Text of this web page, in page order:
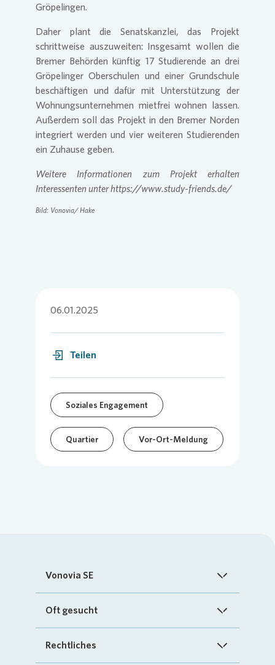
Gröpelingen.
Daher plant die Senatskanzlei, das Projekt
schrittweise auszuweiten: Insgesamt wollen die
Bremer Behörden künftig 17 Studierende an drei
Gröpelinger Oberschulen und einer Grundschule
beschäftigen und dafür mit Unterstützung der
Wohnungsunternehmen mietfrei wohnen lassen.
Außerdem soll das Projekt in den Bremer Norden
integriert werden und vier weiteren Studierenden
ein Zuhause geben.
Weitere Informationen zum Projekt erhalten
Interessenten unter https://www.study-friends.de/
Bild: Vonovia/ Hake
06.01.2025
Teilen
Soziales Engagement
Quartier Vor-Ort-Meldung
Vonovia SE
Startseite
Investoren
Oft gesucht
FAQ
Rechtliches